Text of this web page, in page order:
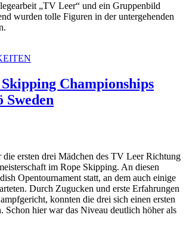
„TV Leer“ und ein Gruppenbild
wurden tolle Figuren in der untergehenden
Championships
Sweden
die ersten drei Mädchen des TV Leer Richtung
im Rope Skipping. An diesen
Opentournament statt, an dem auch einige
Durch Zugucken und erste Erfahrungen
konnten die drei sich einen ersten
Schon hier war das Niveau deutlich höher als